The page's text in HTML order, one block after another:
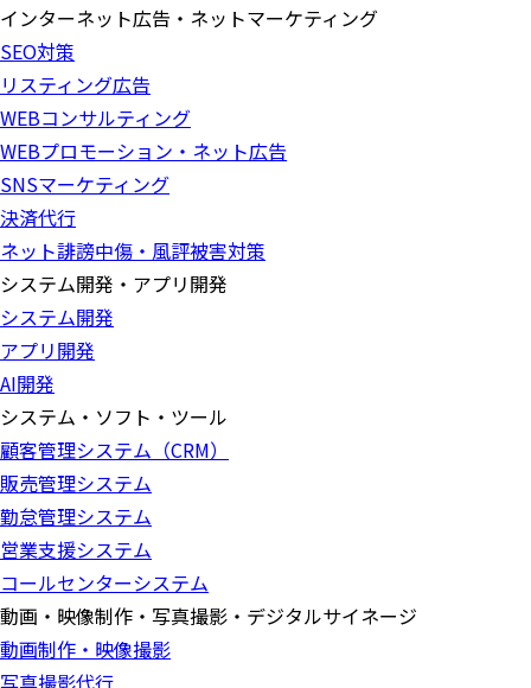
インターネット広告・ネットマーケティング
SEO対策
リスティング広告
WEBコンサルティング
WEBプロモーション・ネット広告
SNSマーケティング
決済代行
ネット誹謗中傷・風評被害対策
システム開発・アプリ開発
システム開発
アプリ開発
AI開発
システム・ソフト・ツール
顧客管理システム（CRM）
販売管理システム
勤怠管理システム
営業支援システム
コールセンターシステム
動画・映像制作・写真撮影・デジタルサイネージ
動画制作・映像撮影
写真撮影代行